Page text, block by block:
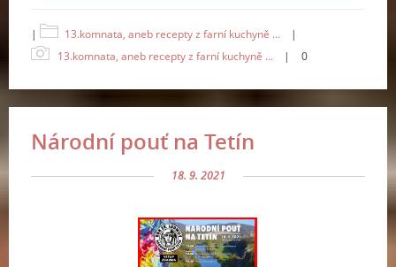
| 13.komnata, aneb recepty z farní kuchyně ...
|
13.komnata, aneb recepty z farní kuchyně ...
| 0
Národní pouť na Tetín
18. 9. 2021